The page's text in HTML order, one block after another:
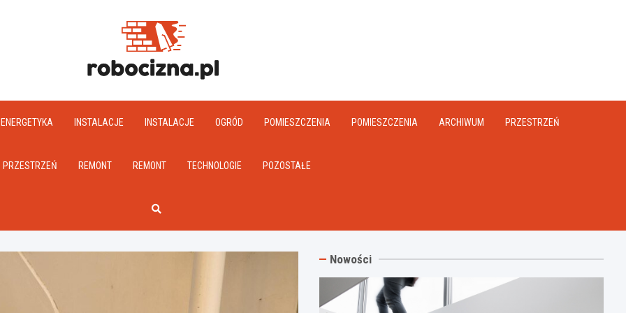
ENERGETYKA INSTALACJE INSTALACJE OGRÓD POMIESZCZENIA POMIESZCZENIA ARCHIWUM PRZESTRZEŃ
PRZESTRZEŃ REMONT REMONT TECHNOLOGIE POZOSTAŁE
Nowości